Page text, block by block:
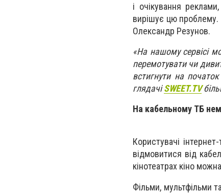
і очікування
вирішує цю проблему.
Олександр Резунов.
«На нашому сервісі
перемотувати чи
встигнути на
глядачіSWEET.TV
На кабельному ТБ
Користувачі
відмовитися від
кінотеатрах кіно
Фільми, мультфільми